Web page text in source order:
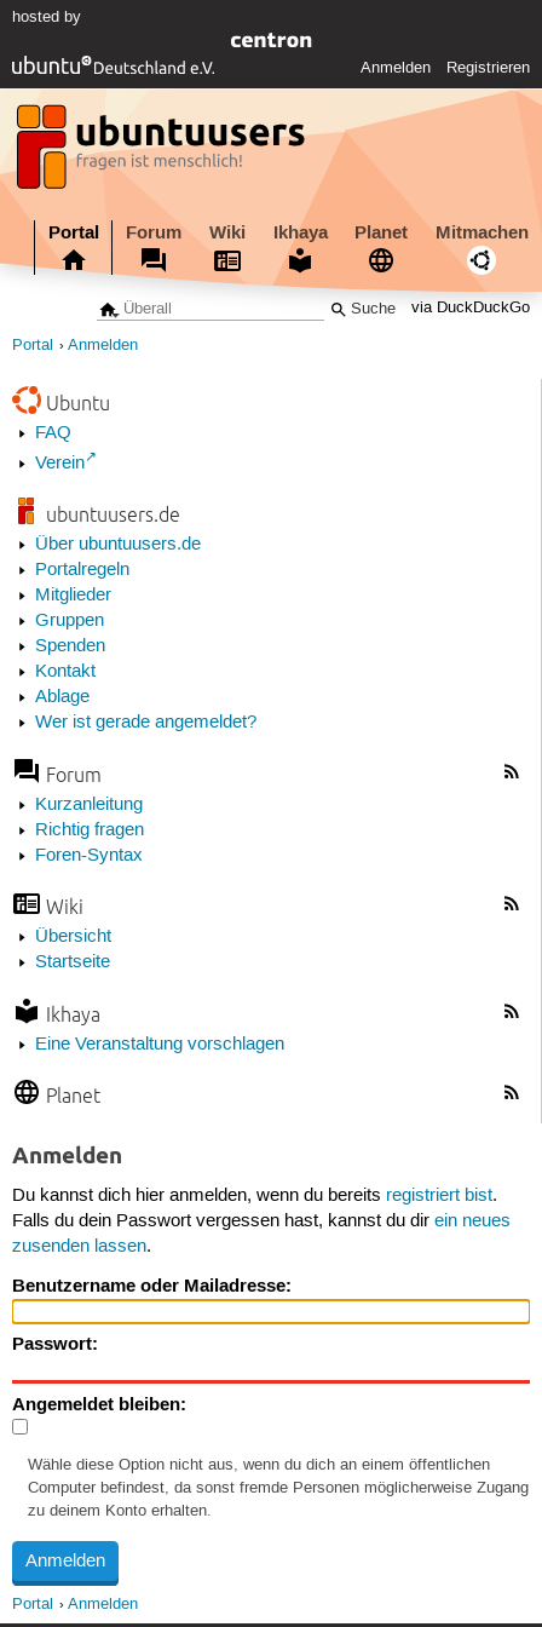
hosted by
Anmelden Registrieren
Portal Forum Wiki Ikhaya Planet Mitmachen
via DuckDuckGo
Portal Anmelden
Ubuntu
FAQ
Verein
ubuntuusers.de
Über ubuntuusers.de
Portalregeln
Mitglieder
Gruppen
Spenden
Kontakt
Ablage
Wer ist gerade angemeldet?
Forum
Kurzanleitung
Richtig fragen
Foren-Syntax
Wiki
Übersicht
Startseite
Ikhaya
Eine Veranstaltung vorschlagen
Planet
Anmelden
Du kannst dich hier anmelden, wenn du bereits registriert bist.
Falls du dein Passwort vergessen hast, kannst du dir ein neues
zusenden lassen.
Benutzername oder Mailadresse:
Passwort:
Angemeldet bleiben:
Wähle diese Option nicht aus, wenn du dich an einem öffentlichen
Computer befindest, da sonst fremde Personen möglicherweise Zugang
zu deinem Konto erhalten.
Portal Anmelden